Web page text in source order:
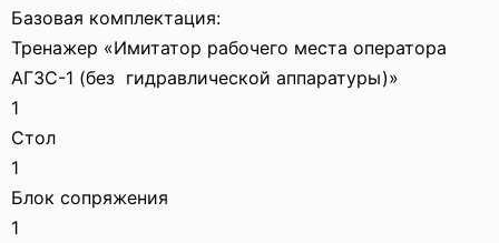
Базовая комплектация:
Тренажер «Имитатор рабочего места оператора
АГЗС-1 (без гидравлической аппаратуры)»
1
Стол
1
Блок сопряжения
1